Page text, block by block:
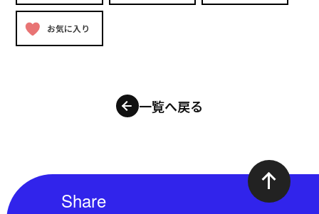
お気に入り
一覧へ戻る
Share